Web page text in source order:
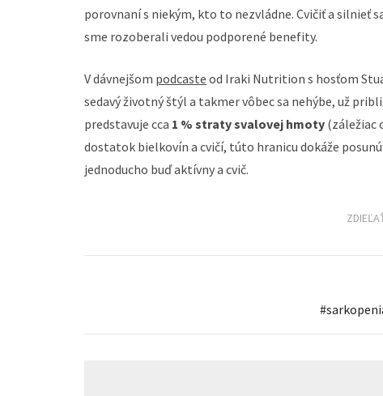
porovnaní s niekým, kto to nezvládne. Cvičiť a silnieť
sme rozoberali vedou podporené benefity.
V dávnejšom podcaste od Iraki Nutrition s hosťom
sedavý životný štýl a takmer vôbec sa nehýbe, už
predstavuje cca 1 % straty svalovej hmoty (záležiac
dostatok bielkovín a cvičí, túto hranicu dokáže
jednoducho buď aktívny a cvič.
#